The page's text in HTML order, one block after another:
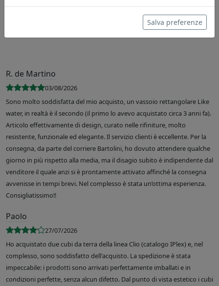
R. de Martino
03/08/2026
Sono molto soddisfatta del mio acquisto, un vassoio rettangolare Like
water, in realtà è il secondo (il primo lo avevo acquistato circa 3 anni fa).
Articolo effettivamente di design, curato nelle rifiniture, molto
resistente, funzionale ed elegante. Il servizio clienti è eccellente. Per la
consegna, da parte del corriere Bartolini, ho dovuto attendere qualche
giorno in più rispetto alla media, ma il disagio subito è indipendente dal
venditore il quale anzi si è prontamente attivato affinché la consegna
avvenisse in tempi brevi. Nel complesso è stata un’ottima esperienza.
Consigliatissimo!!
Paolo
27/07/2026
Ho acquistato due cubi da terra della linea Clio (catalogo IPlex) e, nel
complesso, sono soddisfatto dell'acquisto. La spedizione è stata
impeccabile: i prodotti sono arrivati perfettamente imballati e in
condizioni perfette, senza alcun difetto. Dal punto di vista estetico i cubi
Salva preferenze